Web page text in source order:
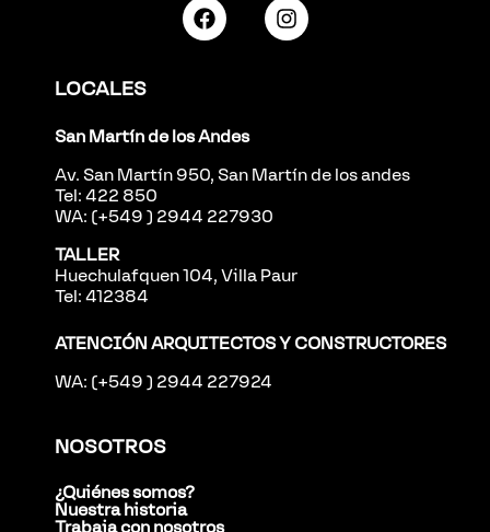
LOCALES
San Martín de los Andes
Av. San Martín 950, San Martín de los andes
Tel: 422 850
WA: (+549 ) 2944 227930
TALLER
Huechulafquen 104, Villa Paur
Tel: 412384
ATENCIÓN ARQUITECTOS Y CONSTRUCTORES
WA: (+549 ) 2944 227924
NOSOTROS
¿Quiénes somos?
Nuestra historia
Trabaja con nosotros